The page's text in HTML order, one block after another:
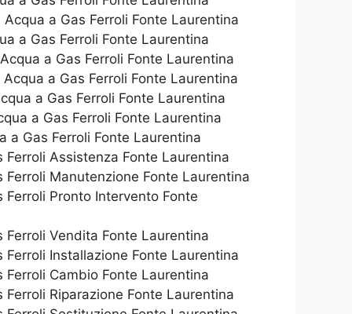
a Gas Ferroli Fonte Laurentina
a Gas Ferroli Fonte Laurentina
a Gas Ferroli Fonte Laurentina
a Gas Ferroli Fonte Laurentina
a Gas Ferroli Fonte Laurentina
a Gas Ferroli Fonte Laurentina
a Gas Ferroli Fonte Laurentina
Ferroli Assistenza Fonte Laurentina
Ferroli Manutenzione Fonte Laurentina
Ferroli Pronto Intervento Fonte
Ferroli Vendita Fonte Laurentina
Ferroli Installazione Fonte Laurentina
Ferroli Cambio Fonte Laurentina
Ferroli Riparazione Fonte Laurentina